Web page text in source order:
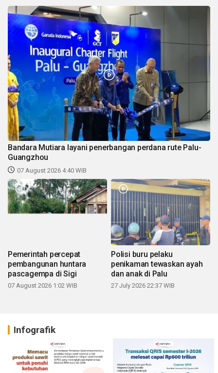
Bandara Mutiara layani penerbangan perdana rute Palu-
Guangzhou
07 August 2026 4:40 WIB
Pemerintah percepat
pembangunan huntara
pascagempa di Sigi
07 August 2026 1:02 WIB
Polisi buru pelaku
penikaman tewaskan ayah
dan anak di Palu
27 July 2026 22:37 WIB
Infografik